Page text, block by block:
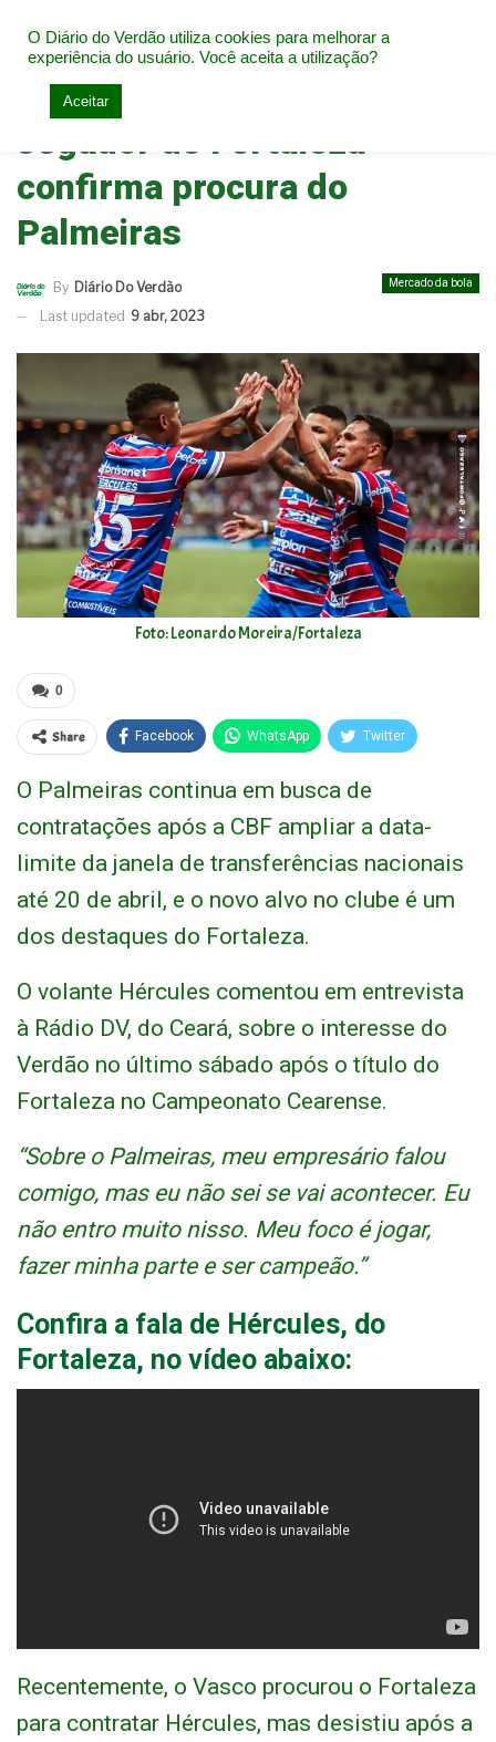
Home Mercado da bola
Jogador do Fortaleza
confirma procura do
Palmeiras
Mercado da bola
By Diário Do Verdão
Last updated 9 abr, 2023
Foto: Leonardo Moreira/Fortaleza
0
Share Facebook WhatsApp Twitter
O Palmeiras continua em busca de
contratações após a CBF ampliar a data-
limite da janela de transferências nacionais
até 20 de abril, e o novo alvo no clube é um
dos destaques do Fortaleza.
O volante Hércules comentou em entrevista
à Rádio DV, do Ceará, sobre o interesse do
Verdão no último sábado após o título do
Fortaleza no Campeonato Cearense.
“Sobre o Palmeiras, meu empresário falou
comigo, mas eu não sei se vai acontecer. Eu
não entro muito nisso. Meu foco é jogar,
fazer minha parte e ser campeão.”
Confira a fala de Hércules, do
Fortaleza, no vídeo abaixo:
Recentemente, o Vasco procurou o Fortaleza
para contratar Hércules, mas desistiu após a
O Diário do Verdão utiliza cookies para melhorar a
experiência do usuário. Você aceita a utilização?
Aceitar